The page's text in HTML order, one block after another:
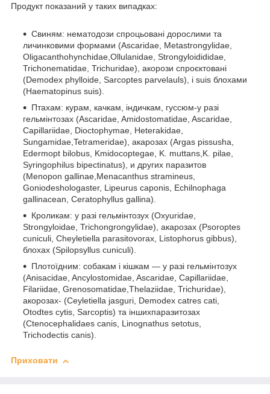
Продукт показаний у таких випадках:
Свиням: нематодози спроцьовані дорослими та
личинковими формами (Ascaridae, Metastrongylidae,
Oligacanthohynchidae,Ollulanidae, Strongyloidididae,
Trichonematidae, Trichuridae), акорози спроєктовані
(Demodex phylloide, Sarcoptes parvelauls), і suis блохами
(Haematopinus suis).
Птахам: курам, качкам, індичкам, гуссюм-у разі
гельмінтозах (Ascaridae, Amidostomatidae, Ascaridae,
Capillariidae, Dioctophymae, Heterakidae,
Sungamidae,Tetrameridae), акарозах (Argas pissusha,
Edermopt bilobus, Kmidocoptegae, K. muttans,K. pilae,
Syringophilus bipectinatus), и других паразитов
(Menopon gallinae,Menacanthus stramineus,
Goniodeshologaster, Lipeurus caponis, Echilnophaga
gallinacean, Ceratophyllus gallina).
Кроликам: у разі гельмінтозух (Oxyuridae,
Strongyloidae, Trichongrongylidae), акарозах (Psoroptes
cuniculi, Cheyletiella parasitovorax, Listophorus gibbus),
блохах (Spilopsyllus cuniculi).
Плотоїдним: собакам і кішкам — у разі гельмінтозух
(Anisacidae, Ancylostomidae, Ascaridae, Capillariidae,
Filariidae, Grenosomatidae,Thelaziidae, Trichuridae),
акорозах- (Ceyletiella jasguri, Demodex catres cati,
Otodtes cytis, Sarcoptis) та іншихпаразитозах
(Ctenocephalidaes canis, Linognathus setotus,
Trichodectis canis).
Приховати